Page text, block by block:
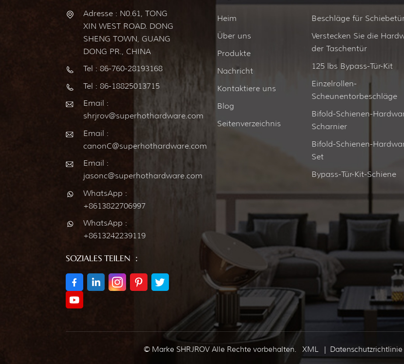
Adresse : N0.61, TONG
XIN WEST ROAD. DONG
SHENG TOWN, GUANG
DONG PR., CHINA
Tel : 86-760-28193168
Tel : 86-18825013715
Email :
shrjrov@superhothardware.com
Email :
canonC@superhothardware.com
Email :
jasonc@superhothardware.com
WhatsApp :
+8613822706997
WhatsApp :
+8613242239119
SOZIALES TEILEN ：
Heim
Über uns
Produkte
Nachricht
Kontaktiere uns
Blog
Seitenverzeichnis
Beschläge für
Verstecken Sie die
der Taschentür
125 lbs Bypass-Tür-Kit
Einzelrollen-
Scheunentorbeschläge
Bifold-Schienen-
Scharnier
Bifold-Schienen-
Set
Bypass-Tür-Kit-Schiene
© Marke SHRJROV Alle Rechte vorbehalten. XML | Datenschutzrichtlinie